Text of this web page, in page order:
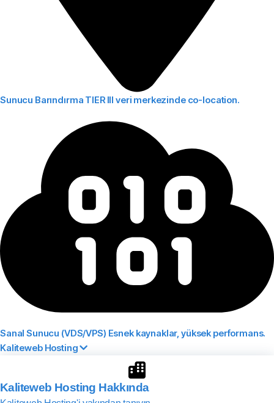
Sunucu Barındırma TIER III veri merkezinde co-location.
Sanal Sunucu (VDS/VPS) Esnek kaynaklar, yüksek performans.
Kaliteweb Hosting
Kaliteweb Hosting Hakkında